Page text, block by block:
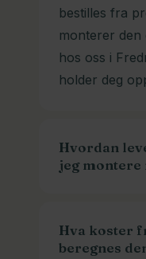
bestilles fra
monterer
hos oss i
holder deg
Hvordan
jeg montere
helt ferdig
butikken.
Hva koster
beregnes